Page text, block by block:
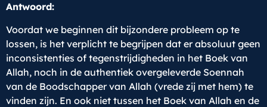
Antwoord:
Voordat we beginnen dit bijzondere probleem op te
lossen, is het verplicht te begrijpen dat er absoluut geen
inconsistenties of tegenstrijdigheden in het Boek van
Allah, noch in de authentiek overgeleverde Soennah
van de Boodschapper van Allah (vrede zij met hem) te
vinden zijn. En ook niet tussen het Boek van Allah en de